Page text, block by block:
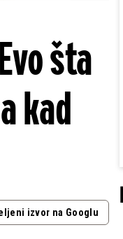
šta
kad
izvor na Googlu